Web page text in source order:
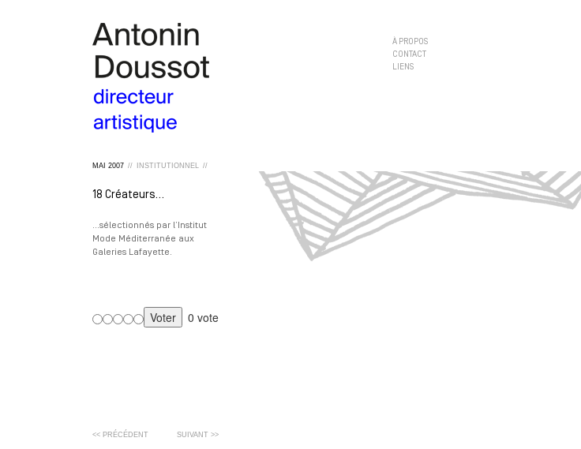
À PROPOS
CONTACT
LIENS
MAI 2007 // INSTITUTIONNEL //
18 Créateurs…
…sélectionnés par l’Institut
Mode Méditerranée aux
Galeries Lafayette.
0 vote
<< PRÉCÉDENT SUIVANT >>